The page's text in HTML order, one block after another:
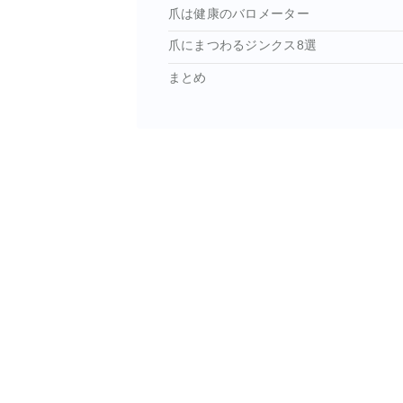
爪は健康のバロメーター
爪にまつわるジンクス8選
まとめ